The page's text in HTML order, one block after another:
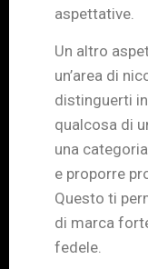
aspettative.
Un altro
un’area di
distinguerti
qualcosa di
una
e proporre
Questo ti
di marca
fedele.